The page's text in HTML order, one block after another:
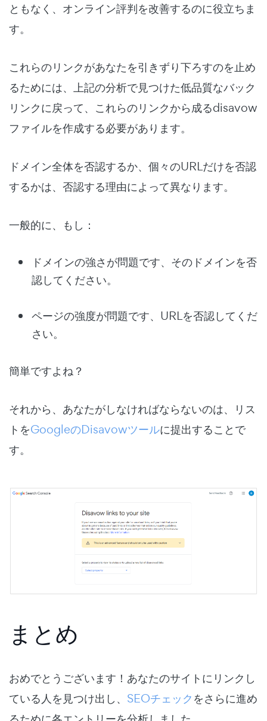
ともなく、オンライン評判を改善するのに役立ちま
す。
これらのリンクがあなたを引きずり下ろすのを止め
るためには、上記の分析で見つけた低品質なバック
リンクに戻って、これらのリンクから成るdisavow
ファイルを作成する必要があります。
ドメイン全体を否認するか、個々のURLだけを否認
するかは、否認する理由によって異なります。
一般的に、もし：
ドメインの強さが問題です、そのドメインを否
認してください。
ページの強度が問題です、URLを否認してくだ
さい。
簡単ですよね？
それから、あなたがしなければならないのは、リス
トをGoogleのDisavowツールに提出することで
す。
まとめ
おめでとうございます！あなたのサイトにリンクし
ている人を見つけ出し、 SEOチェックをさらに進め